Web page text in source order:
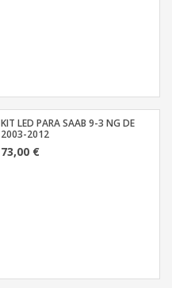
KIT LED PARA SAAB 9-3 NG DE
2003-2012
73,00 €